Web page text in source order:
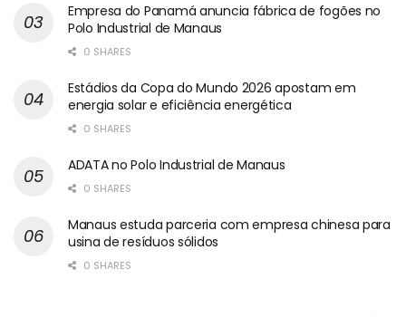
Empresa do Panamá anuncia fábrica de fogões no
Polo Industrial de Manaus
0 SHARES
Estádios da Copa do Mundo 2026 apostam em
energia solar e eficiência energética
0 SHARES
ADATA no Polo Industrial de Manaus
0 SHARES
Manaus estuda parceria com empresa chinesa para
usina de resíduos sólidos
0 SHARES